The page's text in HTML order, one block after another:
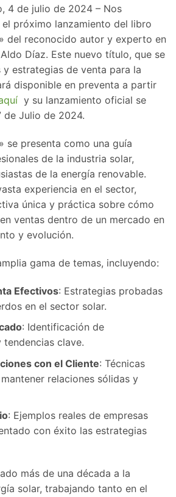
4 de julio de 2024 – Nos
próximo lanzamiento del libro
del reconocido autor y experto en
Díaz. Este nuevo título, que se
estrategias de venta para la
disponible en preventa a partir
y su lanzamiento oficial se
de Julio de 2024.
se presenta como una guía
de la industria solar,
de la energía renovable.
experiencia en el sector,
única y práctica sobre cómo
ventas dentro de un mercado en
y evolución.
gama de temas, incluyendo:
Efectivos: Estrategias probadas
en el sector solar.
: Identificación de
clave.
con el Cliente: Técnicas
relaciones sólidas y
: Ejemplos reales de empresas
con éxito las estrategias
más de una década a la
solar, trabajando tanto en el